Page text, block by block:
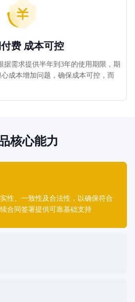
费 成本可控
据需求提供半年到3年的使用期限，期
成本增加问题，确保成本可控，而
核心能力
性、一致性及合法性，以确保符合
合同签署提供可靠基础支持